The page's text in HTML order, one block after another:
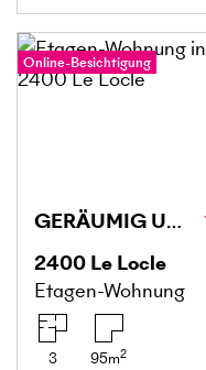
Online-Besichtigung
GERÄUMIG UND UNGLAUBLICHE AUSSICHT
2400 Le Locle
Etagen-Wohnung
3 95m2